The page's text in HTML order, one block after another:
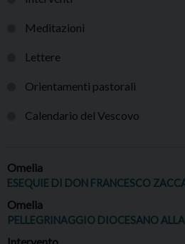
Meditazioni
Lettere
Orientamenti pastorali
Calendario del Vescovo
Omelia
ESEQUIE DI DON FRANCESCO
Omelia
PELLEGRINAGGIO DIOCESANO